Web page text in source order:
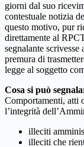
giorni dal suo
contestuale notizia
questo motivo, pur
direttamente al
segnalante
premura di
legge al soggetto
Cosa si può
Comportamenti, atti
l’integrità
illeciti
illeciti che